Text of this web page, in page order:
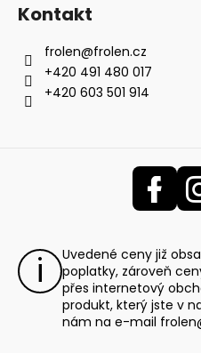
Kontakt
frolen@frolen.cz
+420 491 480 017
+420 603 501 914
Uvedené ceny již
poplatky, zároveň
přes internetový
produkt, který jste v
nám na e-mail